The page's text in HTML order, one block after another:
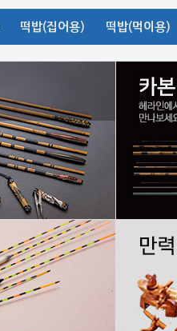
떡밥(집어용) 떡밥(먹이용)